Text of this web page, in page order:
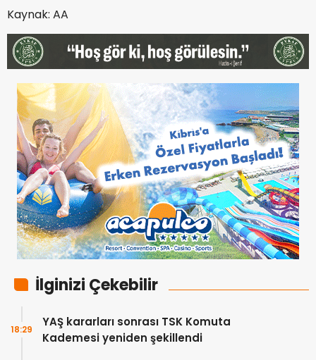
Kaynak: AA
İlginizi Çekebilir
YAŞ kararları sonrası TSK Komuta
Kademesi yeniden şekillendi
18:29